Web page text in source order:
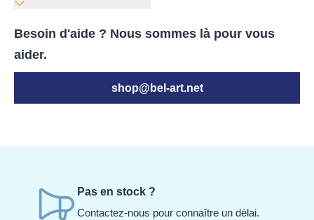
Besoin d'aide ? Nous sommes là pour vous
aider.
shop@bel-art.net
Pas en stock ?
Contactez-nous pour connaître un délai.